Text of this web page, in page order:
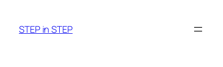
STEP in STEP